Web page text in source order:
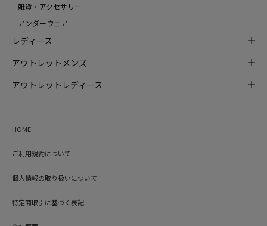
雑貨・アクセサリー
アンダーウェア
レディース
アウトレットメンズ
アウトレットレディース
HOME
ご利用規約について
個人情報の取り扱いについて
特定商取引に基づく表記